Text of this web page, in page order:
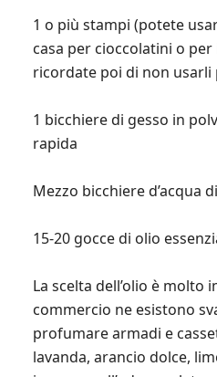
1 o più stampi (potete
casa per cioccolatini o
ricordate poi di non
1 bicchiere di gesso in
rapida
Mezzo bicchiere d’acqua
15-20 gocce di olio
La scelta dell’olio è molto
commercio ne esistono
profumare armadi e
lavanda, arancio dolce,